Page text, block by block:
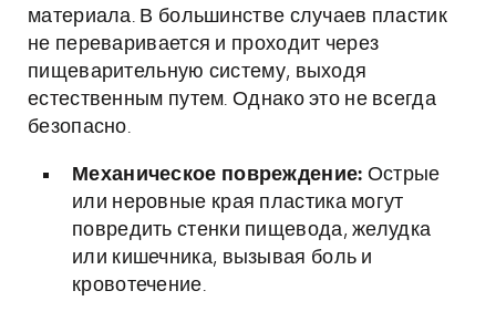
материала. В большинстве случаев пластик
не переваривается и проходит через
пищеварительную систему, выходя
естественным путем. Однако это не всегда
безопасно.
Механическое повреждение: Острые
или неровные края пластика могут
повредить стенки пищевода, желудка
или кишечника, вызывая боль и
кровотечение.